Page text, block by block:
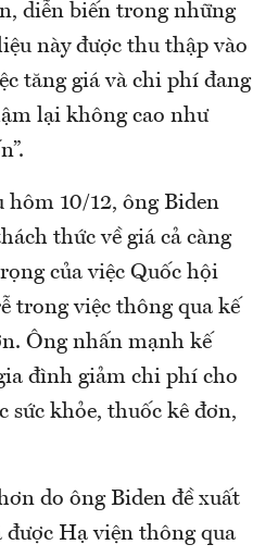
diễn biến trong những
này được thu thập vào
tăng giá và chi phí đang
lại không cao như
10/12, ông Biden
thức về giá cả càng
của việc Quốc hội
trong việc thông qua kế
Ông nhấn mạnh kế
đình giảm chi phí cho
sức khỏe, thuốc kê đơn,
do ông Biden đề xuất
được Hạ viện thông qua